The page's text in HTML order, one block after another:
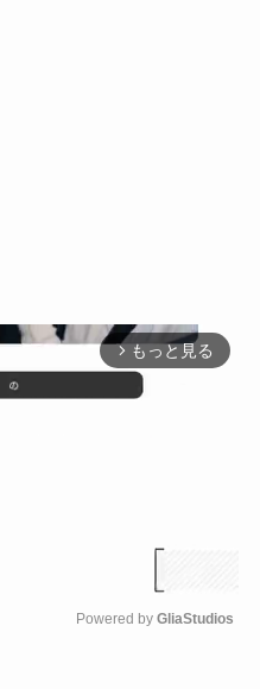
arrow_forward_ios もっと見る
Powered by GliaStudios